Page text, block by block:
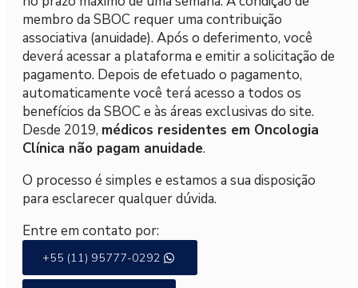
membro da SBOC requer uma contribuição
associativa (anuidade). Após o deferimento, você
deverá acessar a plataforma e emitir a solicitação de
pagamento. Depois de efetuado o pagamento,
automaticamente você terá acesso a todos os
benefícios da SBOC e às áreas exclusivas do site.
Desde 2019, médicos residentes em Oncologia
Clínica não pagam anuidade.
O processo é simples e estamos a sua disposição
para esclarecer qualquer dúvida.
Entre em contato por:
+55 (11) 95777-0292